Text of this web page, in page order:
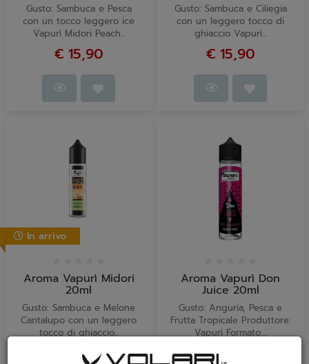
Gusto: Sambuca e Pesca
con un tocco leggero ice
Vapurì Midori Peach...
€ 15,90
Gusto: Sambuca e Ciliegia
con un leggero tocco di
ghiaccio Vapurì...
€ 15,90
In arrivo
Aroma Vapurì Midori
20ml
Gusto: Sambuca e Melone
Cantalupo con un leggero
tocco di ghiaccio...
€ 15,90
Aroma Vapurì Don
Juice 20ml
Gusto: Anguria, Pesca e
Frutta Tropicale Produttore:
Vapurì Formato:...
€ 15,90